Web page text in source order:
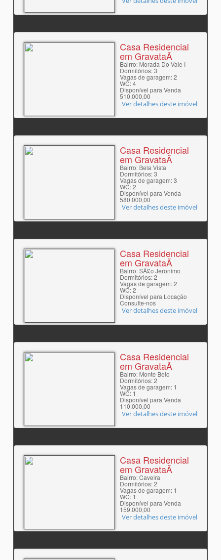
Casa Residencial
em GravataÃ­
Bairro: Morada Do Vale I
Dormitórios: 3
Vagas de garagem: 2
WC: 4
Disponível para Venda
510.000,00
Ver detalhes deste imóvel
Casa Residencial
em GravataÃ­
Bairro: Bela Vista
Dormitórios: 3
Vagas de garagem: 3
WC: 2
Disponível para Venda
580.000,00
Ver detalhes deste imóvel
Casa Residencial
em GravataÃ­
Bairro: SÃ£o Jeronimo
Dormitórios: 2
Vagas de garagem: 2
WC: 2
Disponível para Locação
Consulte-nos
Ver detalhes deste imóvel
Casa Residencial
em GravataÃ­
Bairro: Monte Belo
Dormitórios: 2
Vagas de garagem: 1
WC: 1
Disponível para Venda
110.000,00
Ver detalhes deste imóvel
Casa Residencial
em GravataÃ­
Bairro: Caveira
Dormitórios: 2
Vagas de garagem: 1
WC: 1
Disponível para Venda
159.000,00
Ver detalhes deste imóvel